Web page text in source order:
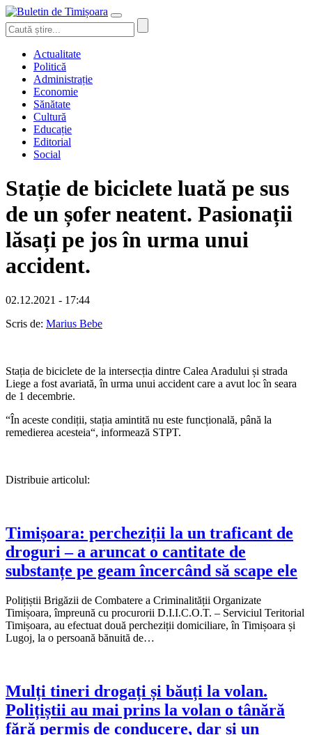
Actualitate
Politică
Administrație
Economie
Sănătate
Cultură
Educație
Editorial
Social
Stație de biciclete luată pe sus
de un șofer neatent. Pasionații
lăsați pe jos în urma unui
accident.
02.12.2021 - 17:44
Scris de: Marius Bebe
Stația de biciclete de la intersecția dintre Calea Aradului și strada
Liege a fost avariată, în urma unui accident care a avut loc în seara
de 1 decembrie.
“În aceste condiții, stația amintită nu este funcțională, până la
remedierea acesteia“, informează STPT.
Distribuie articolul:
Timișoara: percheziții la un traficant de
droguri – a aruncat o cantitate de
substanțe pe geam încercând să scape ele
Polițiștii Brigăzii de Combatere a Criminalității Organizate
Timișoara, împreună cu procurorii D.I.I.C.O.T. – Serviciul Teritorial
Timișoara, au efectuat două percheziții domiciliare, în Timișoara și
Lugoj, la o persoană bănuită de…
Mulți tineri drogați și băuți la volan.
Polițiștii au mai prins la volan o tânără
fără permis de conducere, dar și un